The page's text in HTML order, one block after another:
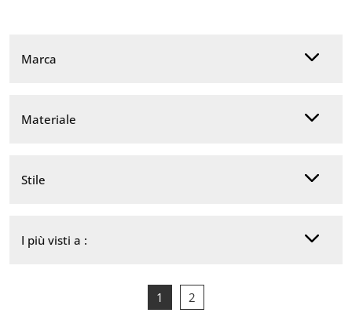
Marca
Materiale
Stile
I più visti a :
1 2